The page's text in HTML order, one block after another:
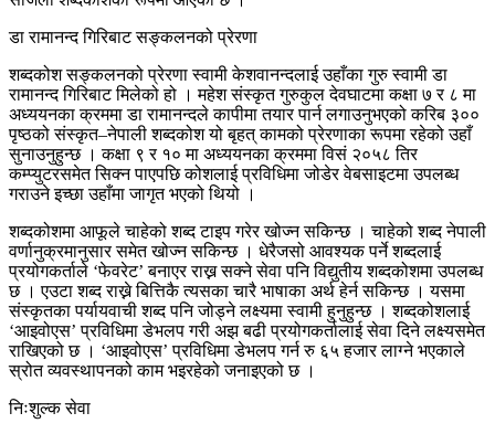
डा रामानन्द गिरिबाट सङ्कलनको प्रेरणा
शब्दकोश सङ्कलनको प्रेरणा स्वामी केशवानन्दलाई उहाँका गुरु स्वामी डा
रामानन्द गिरिबाट मिलेको हो । महेश संस्कृत गुरुकुल देवघाटमा कक्षा ७ र ८ मा
अध्ययनका क्रममा डा रामानन्दले कापीमा तयार पार्न लगाउनुभएको करिब ३००
पृष्ठको संस्कृत–नेपाली शब्दकोश यो बृहत् कामको प्रेरणाका रूपमा रहेको उहाँ
सुनाउनुहुन्छ । कक्षा ९ र १० मा अध्ययनका क्रममा विसं २०५८ तिर
कम्प्युटरसमेत सिक्न पाएपछि कोशलाई प्रविधिमा जोडेर वेबसाइटमा उपलब्ध
गराउने इच्छा उहाँमा जागृत भएको थियो ।
शब्दकोशमा आफूले चाहेको शब्द टाइप गरेर खोज्न सकिन्छ । चाहेको शब्द नेपाली
वर्णानुक्रमानुसार समेत खोज्न सकिन्छ । धेरैजसो आवश्यक पर्ने शब्दलाई
प्रयोगकर्ताले ‘फेवरेट’ बनाएर राख्न सक्ने सेवा पनि विद्युतीय शब्दकोशमा उपलब्ध
छ । एउटा शब्द राख्ने बित्तिकै त्यसका चारै भाषाका अर्थ हेर्न सकिन्छ । यसमा
संस्कृतका पर्यायवाची शब्द पनि जोड्ने लक्ष्यमा स्वामी हुनुहुन्छ । शब्दकोशलाई
‘आइवोएस’ प्रविधिमा डेभलप गरी अझ बढी प्रयोगकर्तालाई सेवा दिने लक्ष्यसमेत
राखिएको छ । ‘आइवोएस’ प्रविधिमा डेभलप गर्न रु ६५ हजार लाग्ने भएकाले
स्रोत व्यवस्थापनको काम भइरहेको जनाइएको छ ।
निःशुल्क सेवा